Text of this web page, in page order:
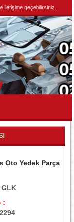
iletişime geçebilirsiniz.
Oto Yedek Parça
GLK
: